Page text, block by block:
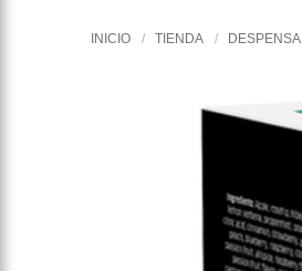
INICIO / TIENDA / DESPENSA